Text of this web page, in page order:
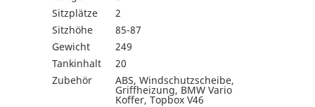
Sitzplätze
2
Sitzhöhe
85-87
Gewicht
249
Tankinhalt
20
Zubehör
ABS, Windschutzscheibe,
Griffheizung, BMW Vario
Koffer, Topbox V46